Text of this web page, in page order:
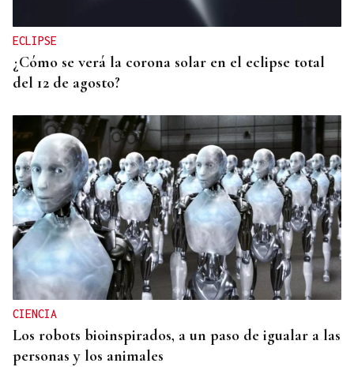
ECLIPSE
¿Cómo se verá la corona solar en el eclipse total
del 12 de agosto?
CIENCIA
Los robots bioinspirados, a un paso de igualar a las
personas y los animales